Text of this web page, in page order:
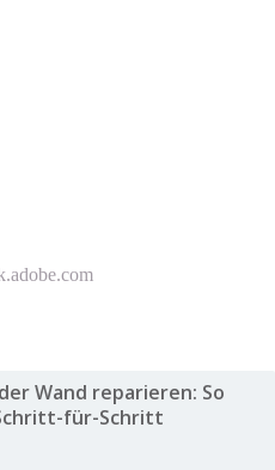
Wand reparieren: So
für-Schritt